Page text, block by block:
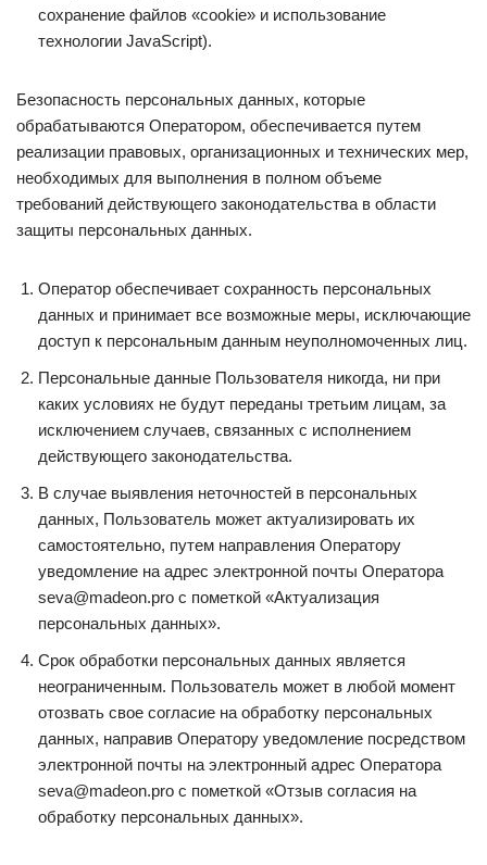
сохранение файлов «cookie» и использование
технологии JavaScript).
Безопасность персональных данных, которые
обрабатываются Оператором, обеспечивается путем
реализации правовых, организационных и технических мер,
необходимых для выполнения в полном объеме
требований действующего законодательства в области
защиты персональных данных.
Оператор обеспечивает сохранность персональных
данных и принимает все возможные меры, исключающие
доступ к персональным данным неуполномоченных лиц.
Персональные данные Пользователя никогда, ни при
каких условиях не будут переданы третьим лицам, за
исключением случаев, связанных с исполнением
действующего законодательства.
В случае выявления неточностей в персональных
данных, Пользователь может актуализировать их
самостоятельно, путем направления Оператору
уведомление на адрес электронной почты Оператора
seva@madeon.pro с пометкой «Актуализация
персональных данных».
Срок обработки персональных данных является
неограниченным. Пользователь может в любой момент
отозвать свое согласие на обработку персональных
данных, направив Оператору уведомление посредством
электронной почты на электронный адрес Оператора
seva@madeon.pro с пометкой «Отзыв согласия на
обработку персональных данных».